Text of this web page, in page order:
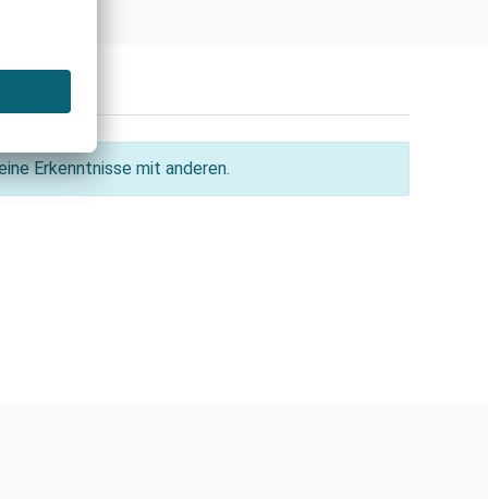
Erkenntnisse mit anderen.